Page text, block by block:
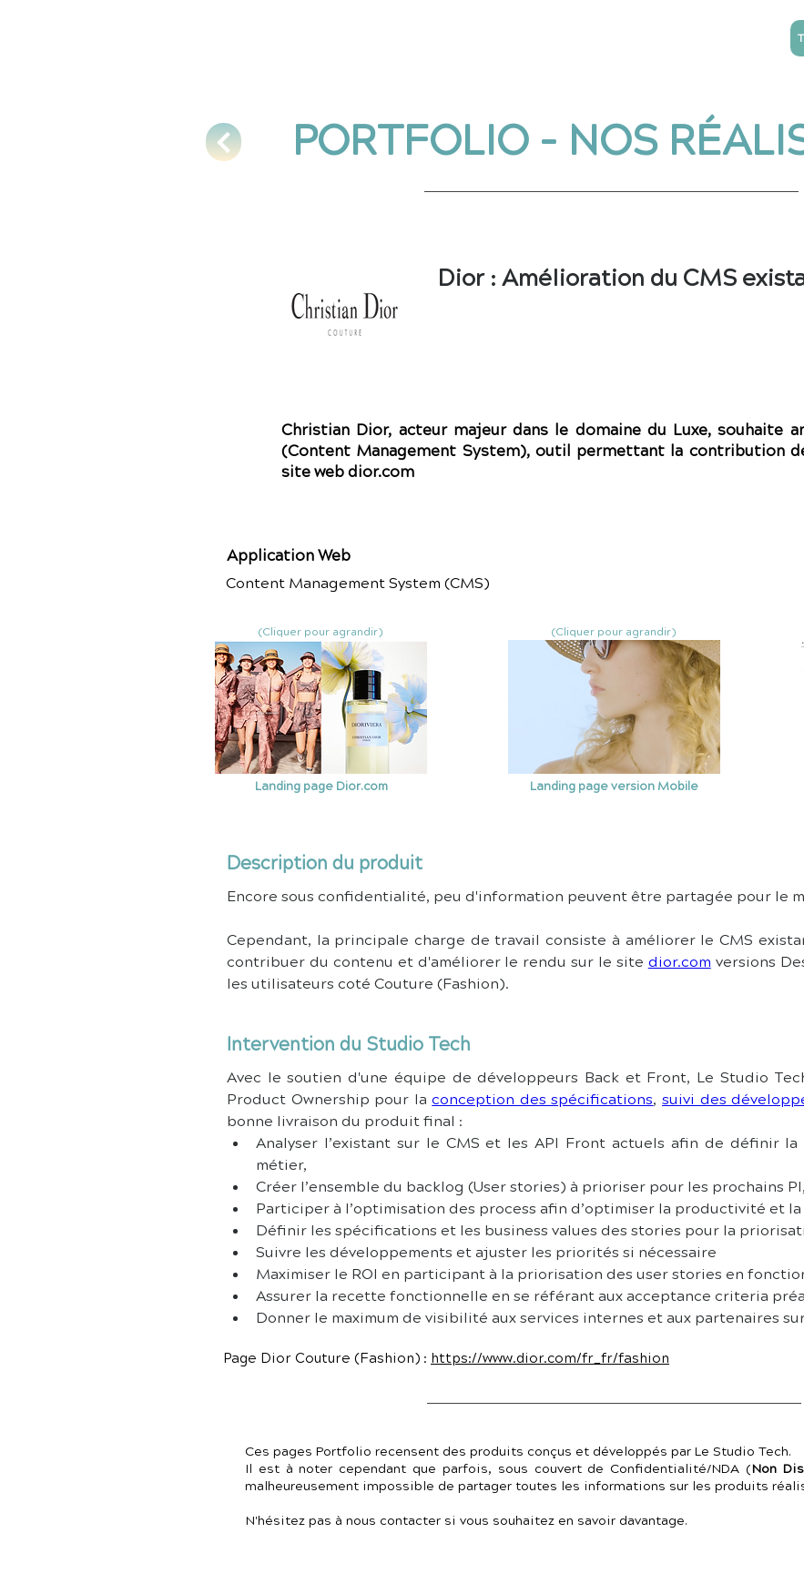
PORTFOLIO - NOS
Dior : Amélioration du CMS
Christian Dior, acteur majeur dans le domaine du Luxe, souhaite
(Content Management System), outil permettant la contribution
site web dior.com
Application Web
Content Management System (CMS)
(Cliquer pour agrandir)
Landing page Dior.com
(Cliquer pour agrandir)
Landing page version Mobile
Description du produit
Encore sous confidentialité, peu d'information peuvent être partagée pour le
Cependant, la principale charge de travail consiste à améliorer le CMS
contribuer du contenu et d'améliorer le rendu sur le site dior.com versions
les utilisateurs coté Couture (Fashion).
Intervention du Studio Tech
Avec le soutien d'une équipe de développeurs Back et Front, Le Studio
Product Ownership pour la conception des spécifications, suivi des
bonne livraison du produit final :
métier,
Créer l’ensemble du backlog (User stories) à prioriser pour les prochains PI,
Participer à l’optimisation des process afin d’optimiser la productivité et
Définir les spécifications et les business values des stories pour la
Suivre les développements et ajuster les priorités si nécessaire
Maximiser le ROI en participant à la priorisation des user stories en
Assurer la recette fonctionnelle en se référant aux acceptance criteria
Donner le maximum de visibilité aux services internes et aux partenaires
Page Dior Couture (Fashion) : https://www.dior.com/fr_fr/fashion
Ces pages Portfolio recensent des produits conçus et développés par Le Studio Tech.
Il est à noter cependant que parfois, sous couvert de Confidentialité/NDA (Non
malheureusement impossible de partager toutes les informations sur les produits
N'hésitez pas à nous contacter si vous souhaitez en savoir davantage.